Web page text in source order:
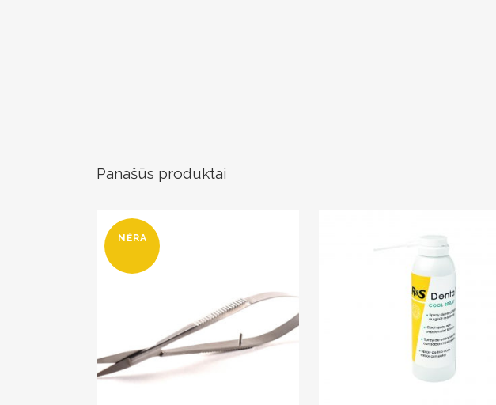
Panašūs produktai
NĖRA